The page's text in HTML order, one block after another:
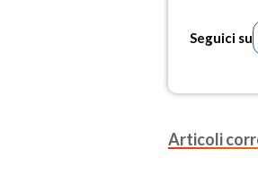
Seguici su
Articoli